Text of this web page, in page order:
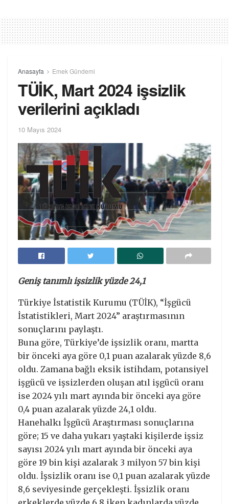
Anasayfa Emek Gündemi
TÜİK, Mart 2024 işsizlik
verilerini açıkladı
10 Mayıs 2024
Geniş tanımlı işsizlik yüzde 24,1
Türkiye İstatistik Kurumu (TÜİK), “İşgücü
İstatistikleri, Mart 2024” araştırmasının
sonuçlarını paylaştı.
Buna göre, Türkiye’de işsizlik oranı, martta
bir önceki aya göre 0,1 puan azalarak yüzde 8,6
oldu. Zamana bağlı eksik istihdam, potansiyel
işgücü ve işsizlerden oluşan atıl işgücü oranı
ise 2024 yılı mart ayında bir önceki aya göre
0,4 puan azalarak yüzde 24,1 oldu.
Hanehalkı İşgücü Araştırması sonuçlarına
göre; 15 ve daha yukarı yaştaki kişilerde işsiz
sayısı 2024 yılı mart ayında bir önceki aya
göre 19 bin kişi azalarak 3 milyon 57 bin kişi
oldu. İşsizlik oranı ise 0,1 puan azalarak yüzde
8,6 seviyesinde gerçekleşti. İşsizlik oranı